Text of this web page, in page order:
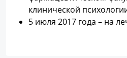
клинической
5 июля 2017 года – на